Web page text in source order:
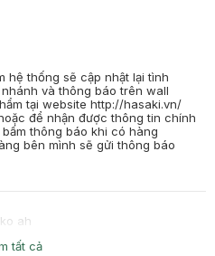
hệ thống sẽ cập nhật lại tình
và thông báo trên wall
tại website http://hasaki.vn/
để nhận được thông tin chính
thông báo khi có hàng
bên mình sẽ gửi thông báo
ah
tất cả